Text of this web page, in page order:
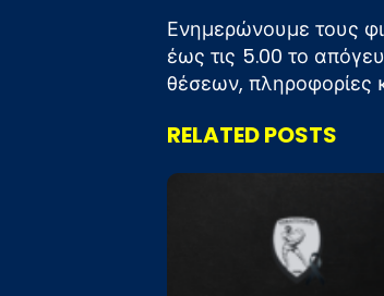
Ενημερώνουμε τους
έως τις 5.00 το
θέσεων, πληροφορίες
RELATED POSTS